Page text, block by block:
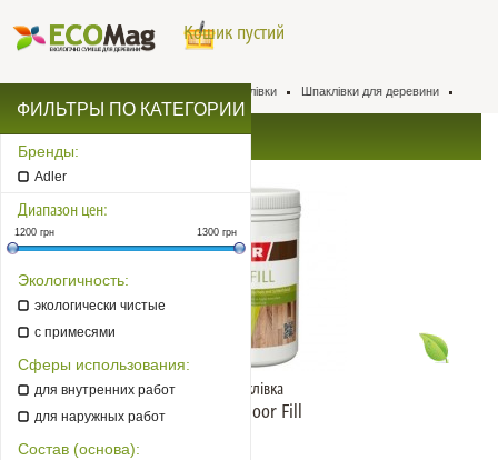
Шпаклівки Шпаклівки для деревини
Шпаклівки для деревини
Шпаклівка
Adler Floor Fill
Объем: 1 л
ФИЛЬТРЫ ПО КАТЕГОРИИ
Бренды:
Adler
Диапазон цен:
1200 грн 1300 грн
Экологичность:
экологически чистые
с примесями
Сферы использования:
для внутренних работ
для наружных работ
Состав (основа):
Кошик пустий